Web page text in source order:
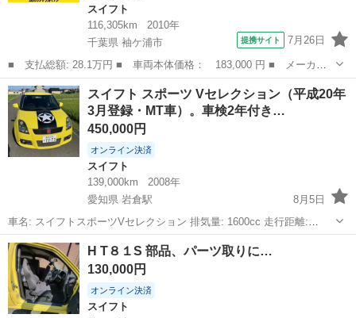
スイフト
116,305km
2010年
千葉県 袖ケ浦市
提携サイト 7月26日
■ 支払総額: 28.1万円 ■ 車両本体価格： 183,000 円 ■ メーカー
名： スズキ ■ 車種名： スイフト ■ グレード名： １．２Ｘ
Ｇ Ｌパッケージ ワンセグメモリーナビ スマートキー ＥＴＣ
オートエアコン...
千葉 袖ケ浦市 スイフト
スイフト スポーツ Vセレクション（平成20年
3月登録・MT車）。車検2年付き…
450,000円
オンライン決済
スイフト
139,000km
2008年
愛知県 岩倉駅
8月5日
車名: スイフトスポーツVセレクション 排気量: 1600cc 走行距離:
139,000 km 車検: 2年 ZC31S、2008年式、V-Selectionグレード、5速
マニュアルトランスミッション この度は当...
愛知 岩倉市 スイフト
H T８１S 部品、パーツ取りに…
130,000円
オンライン決済
スイフト